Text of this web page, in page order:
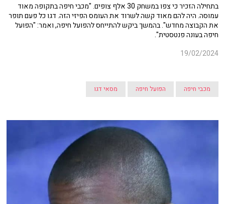
בתחילה הזכיר כי צפו במשחק 30 אלף צופים. "מכבי חיפה בתקופה מאוד
עמוסה. היה להם מאוד קשה לשרוד את העומס הפיזי הזה.דגו כל פעם תופר
את הקבוצה מחדש". בהמשך ביקש להתייחס להפועל חיפה, ואמר: "הפועל
חיפה בעונה פנטסטית".
19/02/2024
מכבי חיפה הפועל חיפה מסאי דגו